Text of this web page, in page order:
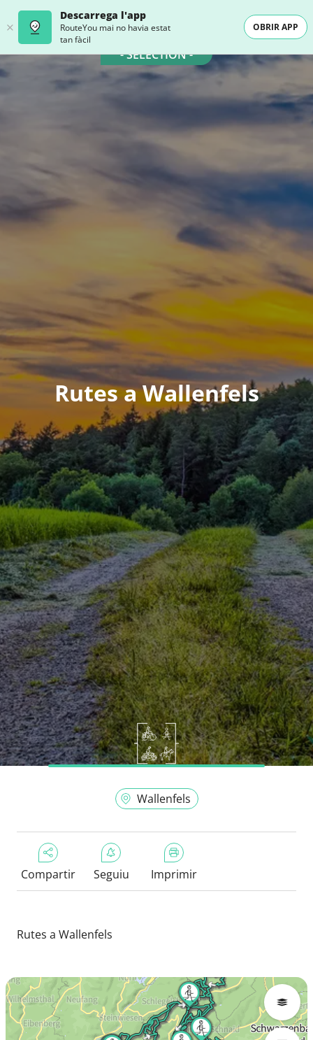
Descarrega l'app
RouteYou mai no havia estat
tan fàcil
OBRIR APP
- SELECTION -
Rutes a Wallenfels
Wallenfels
Compartir Seguiu Imprimir
Rutes a Wallenfels